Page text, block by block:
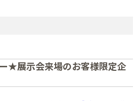
★展示会来場のお客様限定企